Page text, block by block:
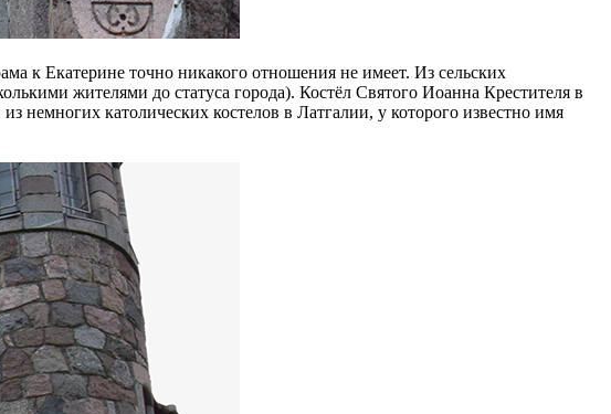
к Екатерине точно никакого отношения не имеет. Из сельских
жителями до статуса города). Костёл Святого Иоанна Крестителя в
немногих католических костелов в Латгалии, у которого известно имя